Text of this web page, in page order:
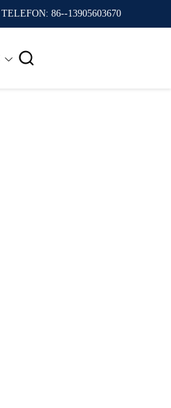
TELEFON: 86--13905603670
